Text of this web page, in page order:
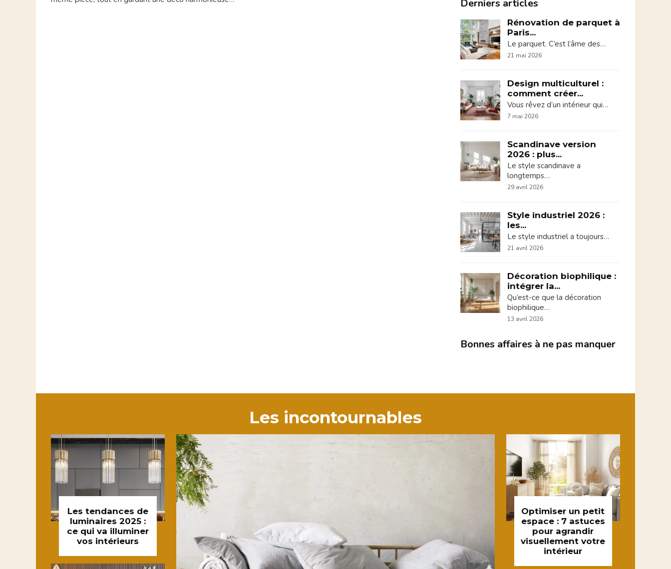
Derniers articles
Rénovation de parquet à
Paris...
Le parquet. C’est l’âme des…
21 mai 2026
Design multiculturel :
comment créer...
Vous rêvez d’un intérieur qui…
7 mai 2026
Scandinave version
2026 : plus...
Le style scandinave a
longtemps…
29 avril 2026
Style industriel 2026 :
les...
Le style industriel a toujours…
21 avril 2026
Décoration biophilique :
intégrer la...
Qu’est-ce que la décoration
biophilique…
13 avril 2026
Bonnes affaires à ne pas manquer
Les incontournables
Les tendances de
luminaires 2025 :
ce qui va illuminer
vos intérieurs
Optimiser un petit
espace : 7 astuces
pour agrandir
visuellement votre
intérieur